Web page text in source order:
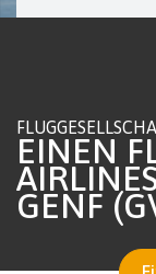
EINEN
GENF